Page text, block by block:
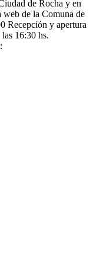
de Rocha y en
de la Comuna de
Recepción y apertura
16:30 hs.